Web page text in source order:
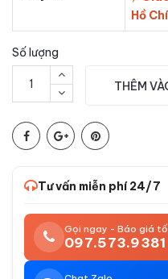
Hồ
Số lượng
THÊM
Tư vấn miễn phí 24/7
Gọi ngay - Báo giá
097.573.9381